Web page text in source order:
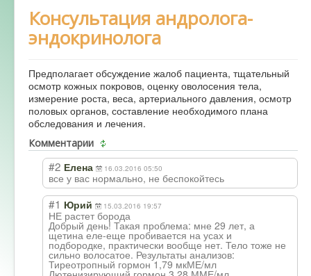
Весь Медикал
Симптомы
Диагностика
Лечение
Советы врача
Альтернативная медицина
Форум
Консультация андролога-
эндокринолога
Предполагает обсуждение жалоб пациента, тщательный
осмотр кожных покровов, оценку оволосения тела,
измерение роста, веса, артериального давления, осмотр
половых органов, составление необходимого плана
обследования и лечения.
Комментарии
#2 Елена 16.03.2016 05:50
все у вас нормально, не беспокойтесь
#1 Юрий 15.03.2016 19:57
НЕ растет борода
Добрый день! Такая проблема: мне 29 лет, а
щетина еле-еще пробивается на усах и
подбородке, практически вообще нет. Тело тоже не
сильно волосатое. Результаты анализов:
Тиреотропный гормон 1,79 мкМЕ/мл